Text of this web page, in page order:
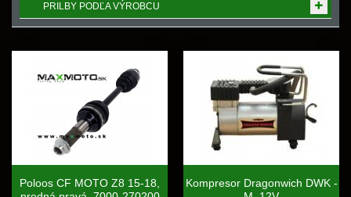
PRILBY PODĽA VÝROBCU
Poloos CF MOTO Z8 15-18,
Kompresor Dragonwich DWK -